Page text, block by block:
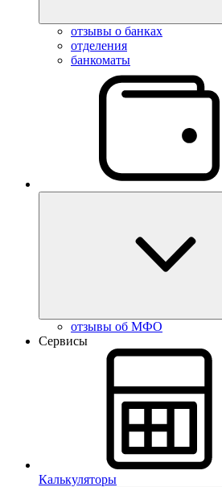
отзывы о банках
отделения
банкоматы
отзывы об МФО
Сервисы
Калькуляторы